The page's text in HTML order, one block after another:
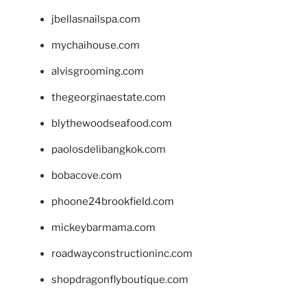
jbellasnailspa.com
mychaihouse.com
alvisgrooming.com
thegeorginaestate.com
blythewoodseafood.com
paolosdelibangkok.com
bobacove.com
phoone24brookfield.com
mickeybarmama.com
roadwayconstructioninc.com
shopdragonflyboutique.com